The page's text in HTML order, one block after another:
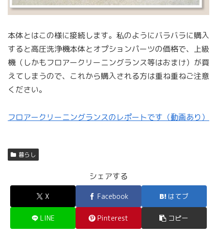
本体とはこの様に接続します。私のようにバラバラに購入
すると高圧洗浄機本体とオプションパーツの価格で、上級
機（しかもフロアークリーニングランス等はおまけ）が買
えてしまうので、これから購入される方は重ね重ねご注意
ください。
フロアークリーニングランスのレポートです（動画あり）
暮らし
シェアする
X Facebook はてブ
LINE Pinterest コピー